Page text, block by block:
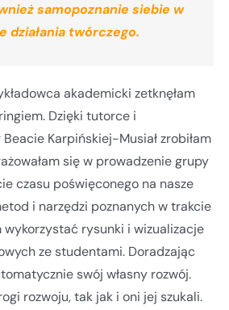
samopoznanie siebie w
działania twórczego.
akademicki zetknęłam
Dzięki tutorce i
Karpińskiej-Musiał zrobiłam
się w prowadzenie grupy
czasu poświęconego na nasze
i narzędzi poznanych w trakcie
wykorzystać rysunki i wizualizacje
ze studentami. Doradzając
swój własny rozwój.
rozwoju, tak jak i oni jej szukali.